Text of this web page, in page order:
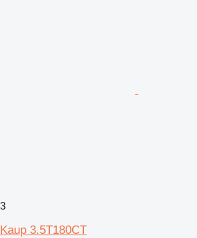
3
Kaup 3.5T180CT